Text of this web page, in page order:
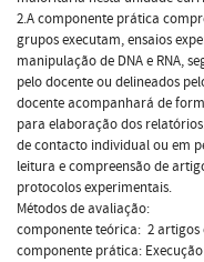
2.A componente prática
grupos executam, ensaios
manipulação de DNA e RNA,
pelo docente ou delineados
docente acompanhará de
para elaboração dos
de contacto individual ou em
leitura e compreensão de
protocolos experimentais.
Métodos de avaliação:
componente teórica:  2
componente prática: